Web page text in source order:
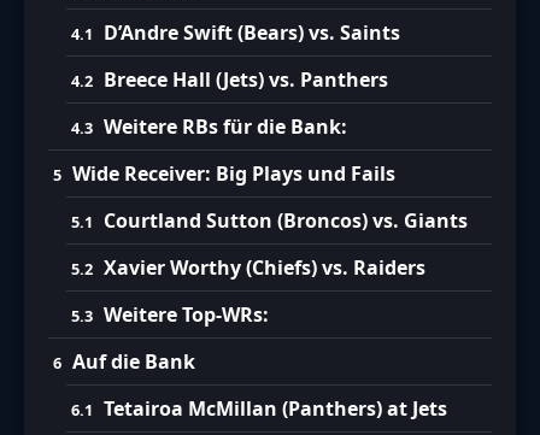
D’Andre Swift (Bears) vs. Saints
Breece Hall (Jets) vs. Panthers
Weitere RBs für die Bank:
Wide Receiver: Big Plays und Fails
Courtland Sutton (Broncos) vs. Giants
Xavier Worthy (Chiefs) vs. Raiders
Weitere Top-WRs:
Auf die Bank
Tetairoa McMillan (Panthers) at Jets